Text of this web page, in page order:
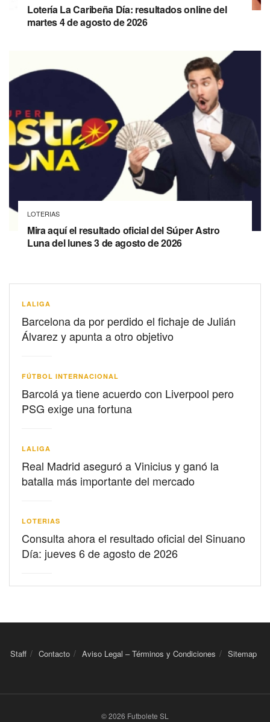
Lotería La Caribeña Día: resultados online del
martes 4 de agosto de 2026
LOTERIAS
Mira aquí el resultado oficial del Súper Astro
Luna del lunes 3 de agosto de 2026
LALIGA
Barcelona da por perdido el fichaje de Julián
Álvarez y apunta a otro objetivo
FÚTBOL INTERNACIONAL
Barcolá ya tiene acuerdo con Liverpool pero
PSG exige una fortuna
LALIGA
Real Madrid aseguró a Vinicius y ganó la
batalla más importante del mercado
LOTERIAS
Consulta ahora el resultado oficial del Sinuano
Día: jueves 6 de agosto de 2026
Staff Contacto Aviso Legal – Términos y Condiciones Sitemap
© 2026 Futbolete SL